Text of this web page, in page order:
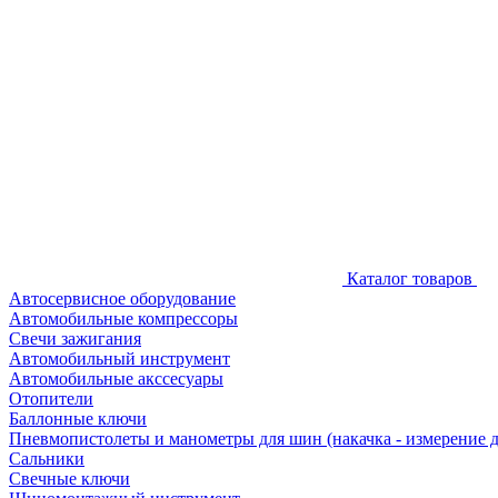
Каталог товаров
Автосервисное оборудование
Автомобильные компрессоры
Свечи зажигания
Автомобильный инструмент
Автомобильные акссесуары
Отопители
Баллонные ключи
Пневмопистолеты и манометры для шин (накачка - измерение
Сальники
Свечные ключи